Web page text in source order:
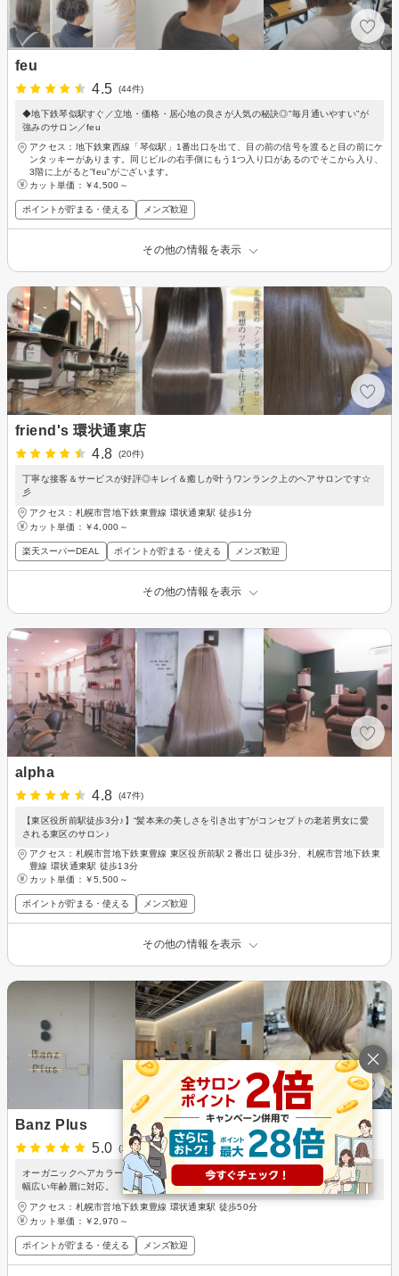
feu
4.5
(44件)
◆地下鉄琴似駅すぐ／立地・価格・居心地の良さが人気の秘訣◎"毎月通いやすい"が
強みのサロン／feu
アクセス：地下鉄東西線「琴似駅」1番出口を出て、目の前の信号を渡ると目の前にケ
ンタッキーがあります。同じビルの右手側にもう1つ入り口があるのでそこから入り、
3階に上がると”feu”がございます。
カット単価： ￥4,500～
ポイントが貯まる・使える メンズ歓迎
その他の情報を表示
friend's 環状通東店
4.8
(20件)
丁寧な接客＆サービスが好評◎キレイ＆癒しが叶うワンランク上のヘアサロンです☆
彡
アクセス：札幌市営地下鉄東豊線 環状通東駅 徒歩1分
カット単価： ￥4,000～
楽天スーパーDEAL ポイントが貯まる・使える メンズ歓迎
その他の情報を表示
alpha
4.8
(47件)
【東区役所前駅徒歩3分♪】“髪本来の美しさを引き出す”がコンセプトの老若男女に愛
される東区のサロン♪
アクセス：札幌市営地下鉄東豊線 東区役所前駅２番出口 徒歩3分、札幌市営地下鉄東
豊線 環状通東駅 徒歩13分
カット単価： ￥5,500～
ポイントが貯まる・使える メンズ歓迎
その他の情報を表示
Banz Plus
5.0
(1件)5月29日掲載開始
オーガニックヘアカラーで髪に優しい施術を提供。お子様連れ歓迎、駐車場も完備。
幅広い年齢層に対応。
アクセス：札幌市営地下鉄東豊線 環状通東駅 徒歩50分
カット単価： ￥2,970～
ポイントが貯まる・使える メンズ歓迎